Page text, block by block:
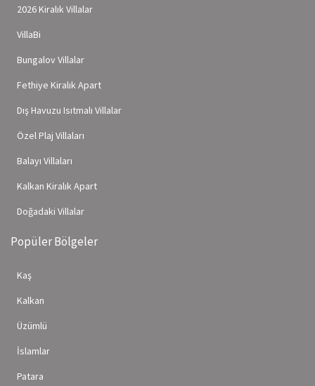
2026 Kiralık Villalar
VillaBi
Bungalov Villalar
Fethiye Kiralık Apart
Dış Havuzu Isıtmalı Villalar
Özel Plaj Villaları
Balayı Villaları
Kalkan Kiralık Apart
Doğadaki Villalar
Popüler Bölgeler
Kaş
Kalkan
Üzümlü
İslamlar
Patara